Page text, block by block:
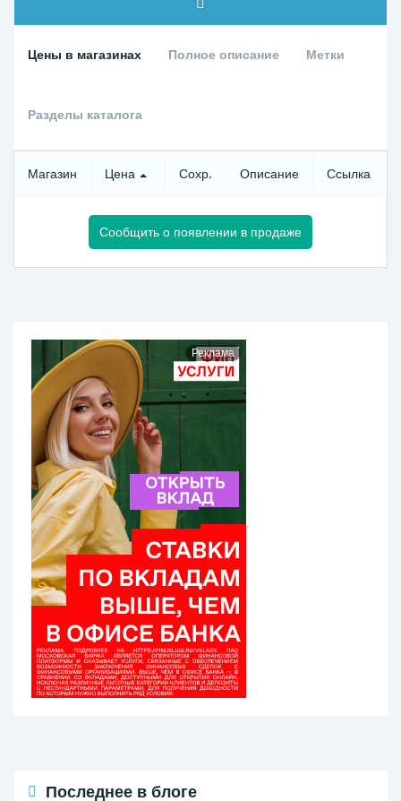
Цены в магазинах Полное описание Метки
Разделы каталога
Магазин Цена Сохр. Описание Ссылка
Сообщить о появлении в продаже
Реклама
Последнее в блоге